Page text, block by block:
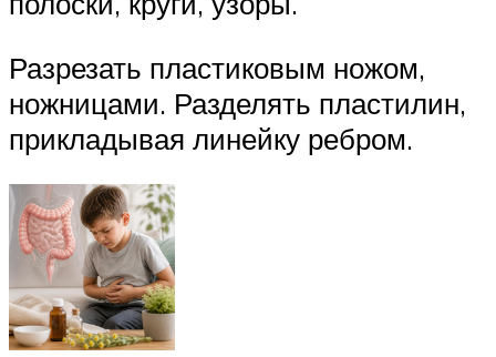
Разрезать пластиковым ножом,
ножницами. Разделять пластилин,
прикладывая линейку ребром.